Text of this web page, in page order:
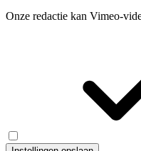
Onze redactie kan Vimeo-